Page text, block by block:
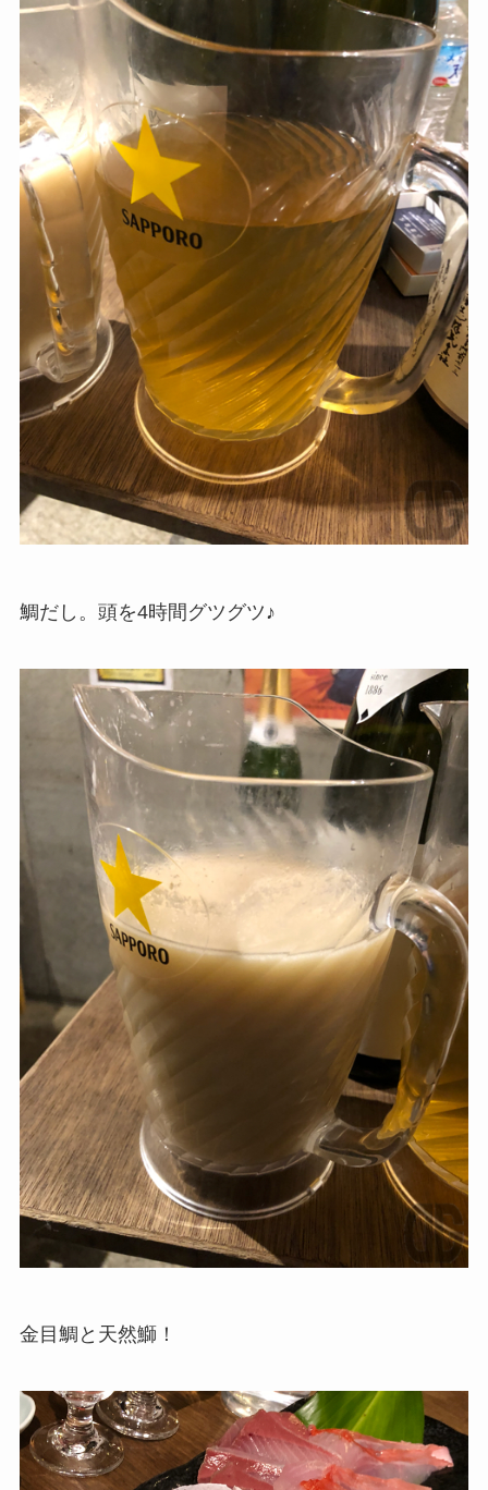
鯛だし。頭を4時間グツグツ♪
金目鯛と天然鰤！